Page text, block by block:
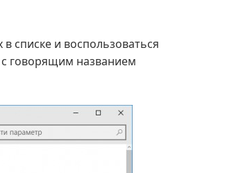
списке и воспользоваться
с говорящим названием